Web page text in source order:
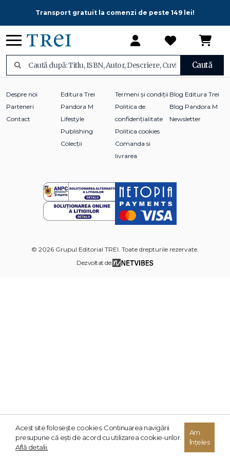
Transport gratuit la comenzi de peste 149 lei!
Caută
Despre noi
Parteneri
Contact
Editura Trei
Pandora M
Lifestyle
Publishing
Colecții
Termeni și condiții
Politica de
confidențialitate
Politica cookies
Comanda si
livrarea
Blog Editura Trei
Blog Pandora M
Newsletter
© 2026 Grupul Editorial TREI. Toate drepturile rezervate.
Dezvoltat de:
Acest site foloseşte cookies. Continuarea navigării
presupune că eşti de acord cu utilizarea cookie-urilor.
Află detalii.
Am
înțeles